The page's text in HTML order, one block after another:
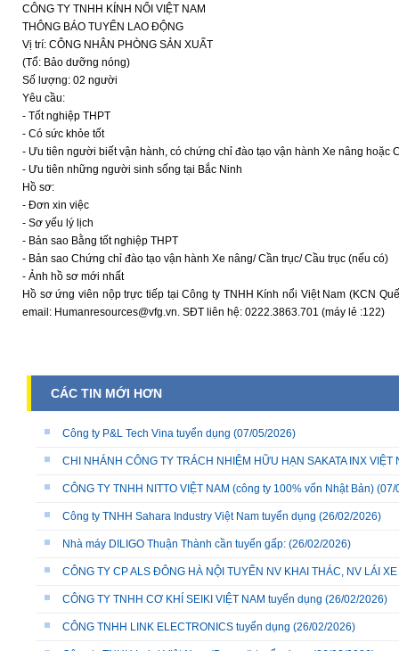
CÔNG TY TNHH KÍNH NỔI VIỆT NAM
THÔNG BÁO TUYỂN LAO ĐỘNG
Vị trí: CÔNG NHÂN PHÒNG SẢN XUẤT
(Tổ: Bảo dưỡng nóng)
Số lượng: 02 người
Yêu cầu:
- Tốt nghiệp THPT
- Có sức khỏe tốt
- Ưu tiên người biết vận hành, có chứng chỉ đào tạo vận hành Xe nâng hoặc
- Ưu tiên những người sinh sống tại Bắc Ninh
Hồ sơ:
- Đơn xin việc
- Sơ yếu lý lịch
- Bản sao Bằng tốt nghiệp THPT
- Bản sao Chứng chỉ đào tạo vận hành Xe nâng/ Cần trục/ Cầu trục (nếu có)
- Ảnh hồ sơ mới nhất
Hồ sơ ứng viên nộp trực tiếp tại Công ty TNHH Kính nổi Việt Nam (KCN
email: Humanresources@vfg.vn. SĐT liên hệ: 0222.3863.701 (máy lẻ :122)
CÁC TIN MỚI HƠN
Công ty P&L Tech Vina tuyển dụng (07/05/2026)
CHI NHÁNH CÔNG TY TRÁCH NHIỆM HỮU HẠN SAKATA INX
CÔNG TY TNHH NITTO VIỆT NAM (công ty 100% vốn Nhật Bản) (07/
Công ty TNHH Sahara Industry Việt Nam tuyển dụng (26/02/2026)
Nhà máy DILIGO Thuận Thành cần tuyển gấp: (26/02/2026)
CÔNG TY CP ALS ĐÔNG HÀ NỘI TUYỂN NV KHAI THÁC, NV LÁI
CÔNG TY TNHH CƠ KHÍ SEIKI VIỆT NAM tuyển dụng (26/02/2026)
CÔNG TNHH LINK ELECTRONICS tuyển dụng (26/02/2026)